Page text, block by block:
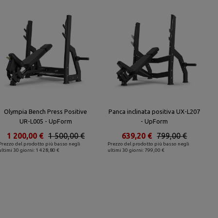
Olympia Bench Press Positive
UR-L005 - UpForm
del prodotto più basso negli
30 giorni: 1 428,80 €
1 500,00 €
1 200,00 €
Panca inclinata positiva UX-L207
- UpForm
Prezzo del prodotto più basso negli
ultimi 30 giorni: 799,00 €
799,00 €
639,20 €